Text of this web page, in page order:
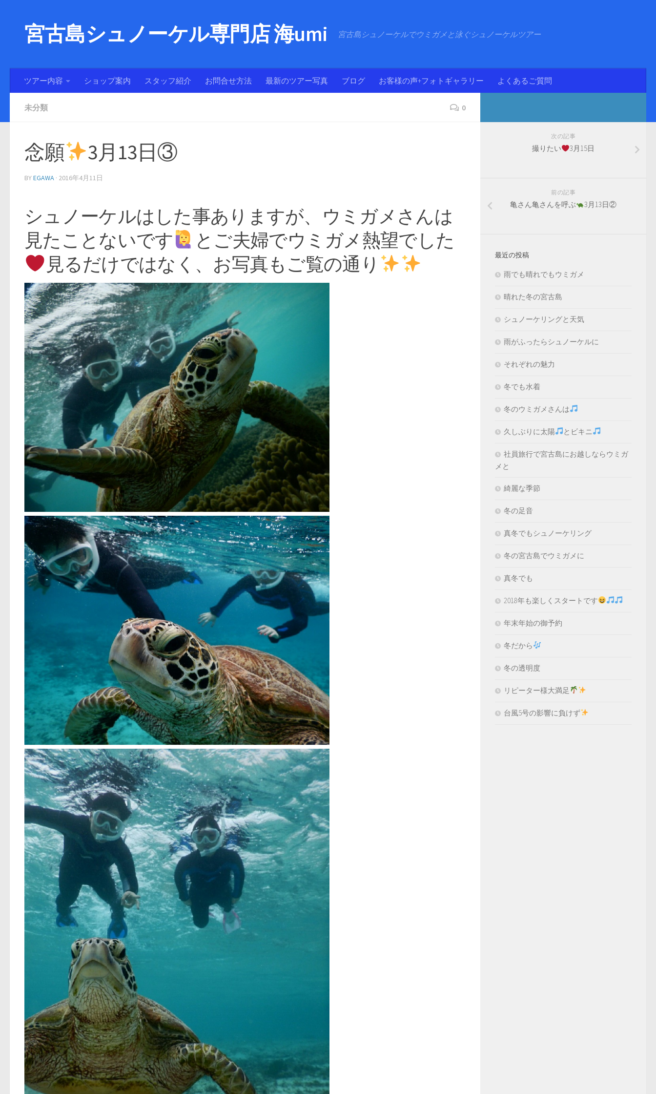
宮古島シュノーケル専門店 海umi 宮古島シュノーケルでウミガメと泳ぐシュノーケルツアー
ツアー内容 ショップ案内 スタッフ紹介 お問合せ方法 最新のツアー写真 ブログ お客様の声+フォトギャラリー よくあるご質問
未分類 0
念願 3月13日③
BYEGAWA · 2016年4月11日
シュノーケルはした事ありますが、ウミガメさんは
見たことないです
とご夫婦でウミガメ熱望でした
見るだけではなく、お写真もご覧の通り
次の記事
撮りたい 3月15日
前の記事
亀さん亀さんを呼ぶ 3月13日②
最近の投稿
雨でも晴れでもウミガメ
晴れた冬の宮古島
シュノーケリングと天気
雨がふったらシュノーケルに
それぞれの魅力
冬でも水着
冬のウミガメさんは
久しぶりに太陽 とビキニ
社員旅行で宮古島にお越しならウミガ
メと
綺麗な季節
冬の足音
真冬でもシュノーケリング
冬の宮古島でウミガメに
真冬でも
2018年も楽しくスタートです
年末年始の御予約
冬だから
冬の透明度
リピーター様大満足
台風5号の影響に負けず